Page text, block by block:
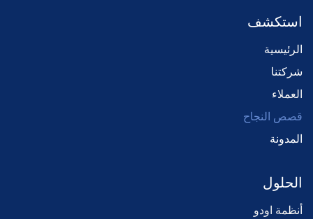
استكشف
الرئيسية
شركتنا
العملاء
قصص النجاح
المدونة
الحلول
أنظمة اودو